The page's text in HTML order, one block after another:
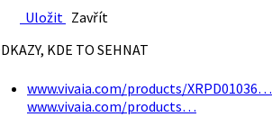
Uložit Zavřít
KDE TO SEHNAT
www.vivaia.com/products/XRPD01036…
www.vivaia.com/products…